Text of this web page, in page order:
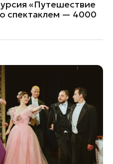
«Путешествие
спектаклем — 4000